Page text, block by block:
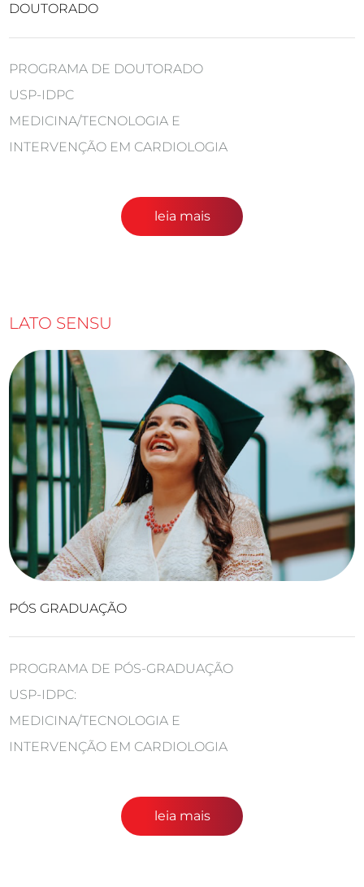
DOUTORADO
PROGRAMA DE DOUTORADO
USP-IDPC
MEDICINA/TECNOLOGIA E
INTERVENÇÃO EM CARDIOLOGIA
leia mais
LATO SENSU
PÓS GRADUAÇÃO
PROGRAMA DE PÓS-GRADUAÇÃO
USP-IDPC:
MEDICINA/TECNOLOGIA E
INTERVENÇÃO EM CARDIOLOGIA
leia mais